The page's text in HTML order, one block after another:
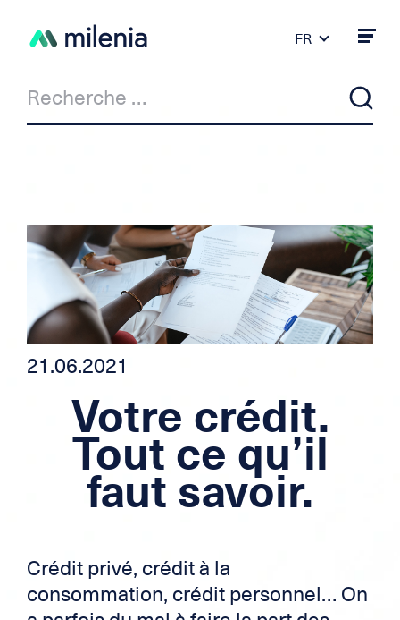
FR
21.06.2021
Votre crédit.
Tout ce qu’il
faut savoir.
Crédit privé, crédit à la
consommation, crédit personnel… On
Milenia & Co
Crédit privé
Crédit auto/moto
Crédit pour indépendant
Crédit immobilier
Crédit frontalier
Carte de Crédit